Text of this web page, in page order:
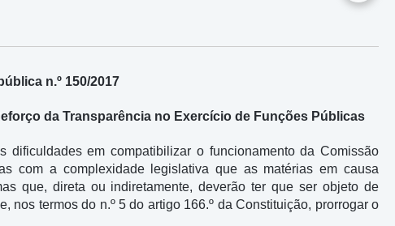
n.º 150/2017
da Transparência no Exercício de Funções Públicas
em compatibilizar o funcionamento da Comissão
com a complexidade legislativa que as matérias em causa
que, direta ou indiretamente, deverão ter que ser objeto de
nos termos do n.º 5 do artigo 166.º da Constituição, prorrogar o